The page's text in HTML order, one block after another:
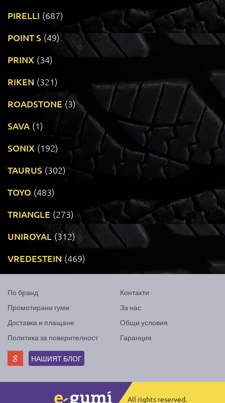
PIRELLI (687)
POINT S (49)
PRINX (34)
RIKEN (321)
ROADSTONE (3)
SAVA (1)
SONIX (192)
TAURUS (302)
TOYO (483)
TRIANGLE (273)
UNIROYAL (312)
VREDESTEIN (469)
По бранд
Промотирани гуми
Доставка и плащане
Политика за поверителност
Контакти
За нас
Общи условия
Гаранция
НАШИЯТ БЛОГ
All rights reserved.